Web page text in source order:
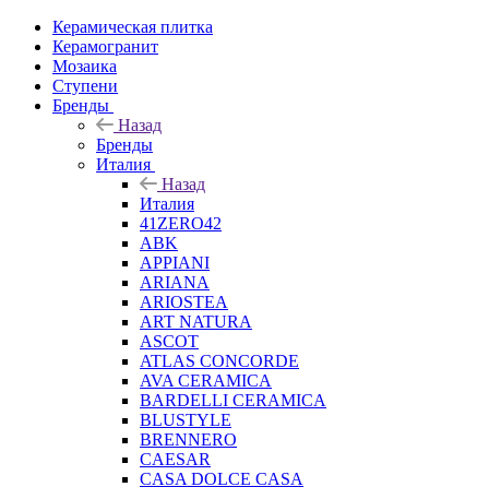
Керамическая плитка
Керамогранит
Мозаика
Ступени
Бренды
Назад
Бренды
Италия
Назад
Италия
41ZERO42
ABK
APPIANI
ARIANA
ARIOSTEA
ART NATURA
ASCOT
ATLAS CONCORDE
AVA CERAMICA
BARDELLI CERAMICA
BLUSTYLE
BRENNERO
CAESAR
CASA DOLCE CASA